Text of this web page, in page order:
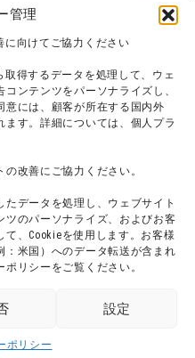
管理
に向けてご協力ください
得するデータを処理して、ウェ
ンテンツをパーソナライズし、
意には、顧客が所在する国内外
ます。詳細については、個人プラ
改善にご協力ください。
データを処理し、ウェブサイト
ツのパーソナライズ、およびお客
、Cookieを使用します。お客様
：米国）へのデータ転送が含まれ
リシーをご覧ください。
設定
ポリシー
イ・テレビ朝日・ADK
・テレビ東京・ぴえろ
SQUARE ENIX
The Final Season製作委員会
All Rights Reserved.